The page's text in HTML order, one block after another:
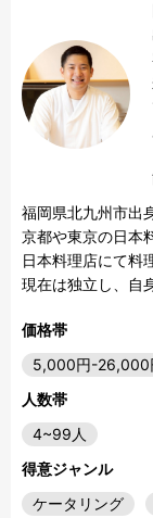
福岡県北九州市出
京都や東京の日本
日本料理店にて料
現在は独立し、自
価格帯
5,000円-26,000
人数帯
4~99人
得意ジャンル
ケータリング